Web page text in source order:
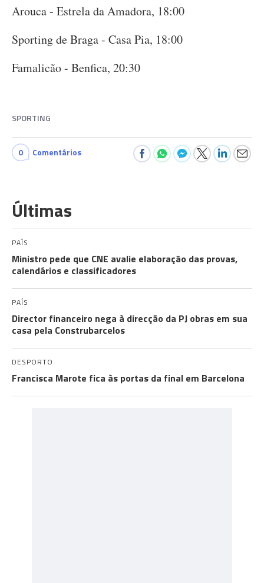
Arouca - Estrela da Amadora, 18:00
Sporting de Braga - Casa Pia, 18:00
Famalicão - Benfica, 20:30
SPORTING
0 Comentários
Últimas
PAÍS
Ministro pede que CNE avalie elaboração das provas,
calendários e classificadores
PAÍS
Director financeiro nega à direcção da PJ obras em sua
casa pela Construbarcelos
DESPORTO
Francisca Marote fica às portas da final em Barcelona